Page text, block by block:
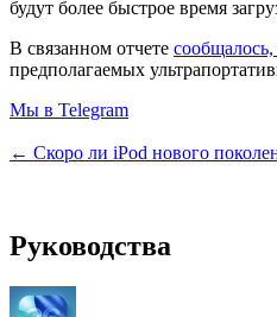
будут более быстрое время
В связанном отчете сообщалось,
предполагаемых
Мы в Telegram
← Скоро ли iPod нового
Руководства